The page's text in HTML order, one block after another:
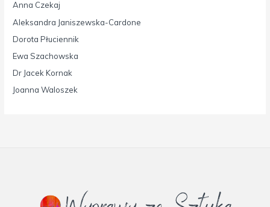
Anna Czekaj
Aleksandra Janiszewska-Cardone
Dorota Płuciennik
Ewa Szachowska
Dr Jacek Kornak
Joanna Waloszek